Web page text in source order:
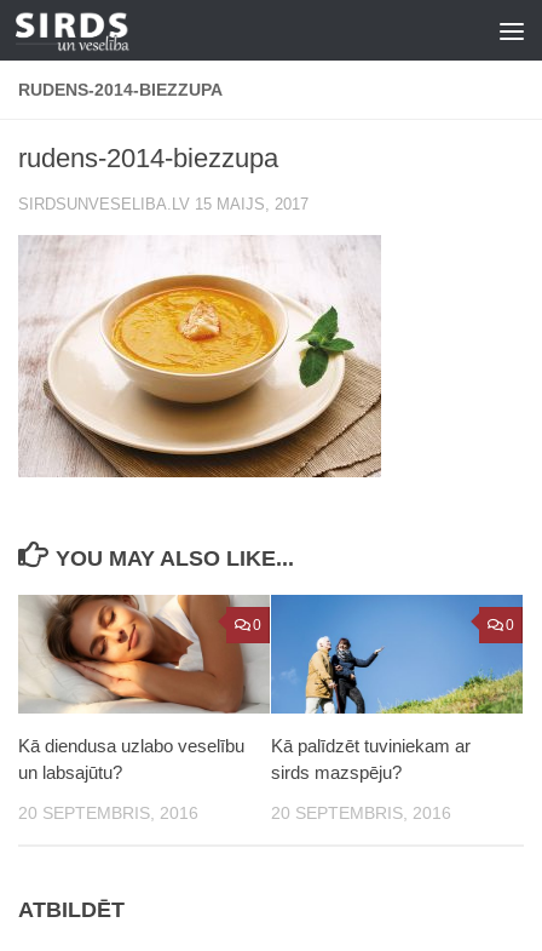
Skip to content
RUDENS-2014-BIEZZUPA
rudens-2014-biezzupa
SIRDSUNVESELIBA.LV 15 MAIJS, 2017
YOU MAY ALSO LIKE...
0
Kā diendusa uzlabo veselību
un labsajūtu?
20 SEPTEMBRIS, 2016
0
Kā palīdzēt tuviniekam ar
sirds mazspēju?
20 SEPTEMBRIS, 2016
ATBILDĒT